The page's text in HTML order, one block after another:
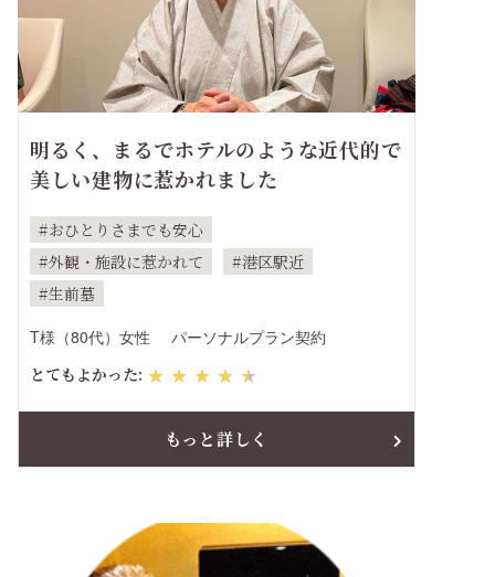
明るく、まるでホテルのような近代的で
美しい建物に惹かれました
おひとりさまでも安心
外観・施設に惹かれて
港区駅近
生前墓
T様（80代）女性
パーソナルプラン契約
とてもよかった: ★★★★★
もっと詳しく